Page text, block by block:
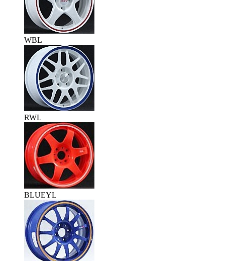
WBL
RWL
BLUEYL